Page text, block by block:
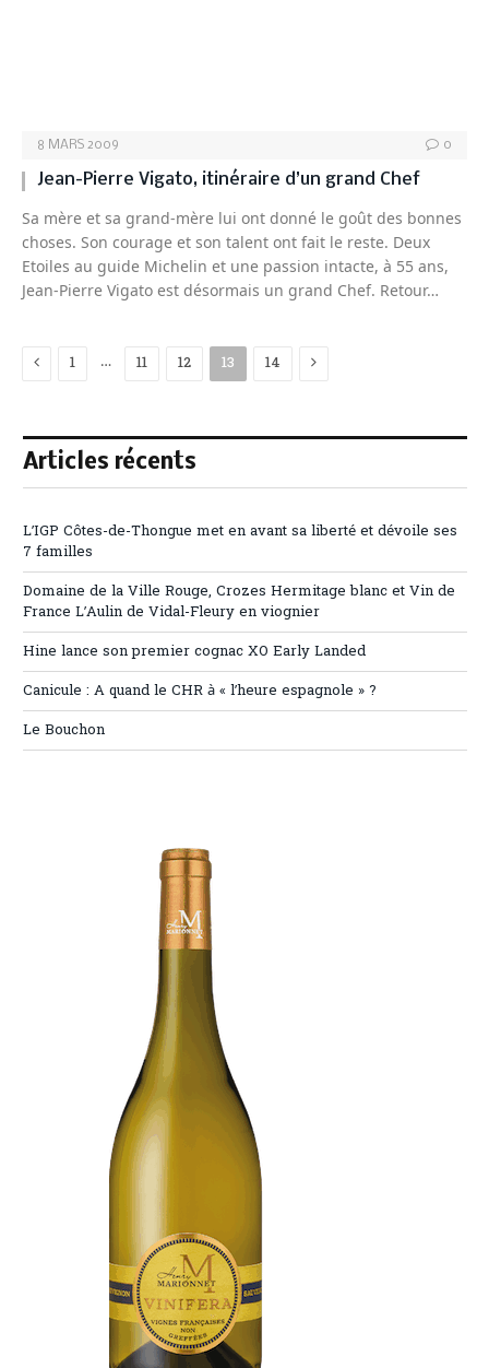
8 MARS 2009 0
Jean-Pierre Vigato, itinéraire d’un grand Chef
Sa mère et sa grand-mère lui ont donné le goût des bonnes
choses. Son courage et son talent ont fait le reste. Deux
Etoiles au guide Michelin et une passion intacte, à 55 ans,
Jean-Pierre Vigato est désormais un grand Chef. Retour…
Previous
1 … 11 12 13 14 Next
Articles récents
L’IGP Côtes-de-Thongue met en avant sa liberté et dévoile ses
7 familles
Domaine de la Ville Rouge, Crozes Hermitage blanc et Vin de
France L’Aulin de Vidal-Fleury en viognier
Hine lance son premier cognac XO Early Landed
Canicule : A quand le CHR à « l’heure espagnole » ?
Le Bouchon